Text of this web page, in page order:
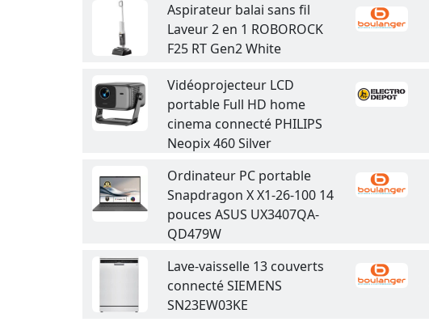
Aspirateur balai sans fil
Laveur 2 en 1 ROBOROCK
F25 RT Gen2 White
Vidéoprojecteur LCD
portable Full HD home
cinema connecté PHILIPS
Neopix 460 Silver
Ordinateur PC portable
Snapdragon X X1-26-100 14
pouces ASUS UX3407QA-
QD479W
Lave-vaisselle 13 couverts
connecté SIEMENS
SN23EW03KE